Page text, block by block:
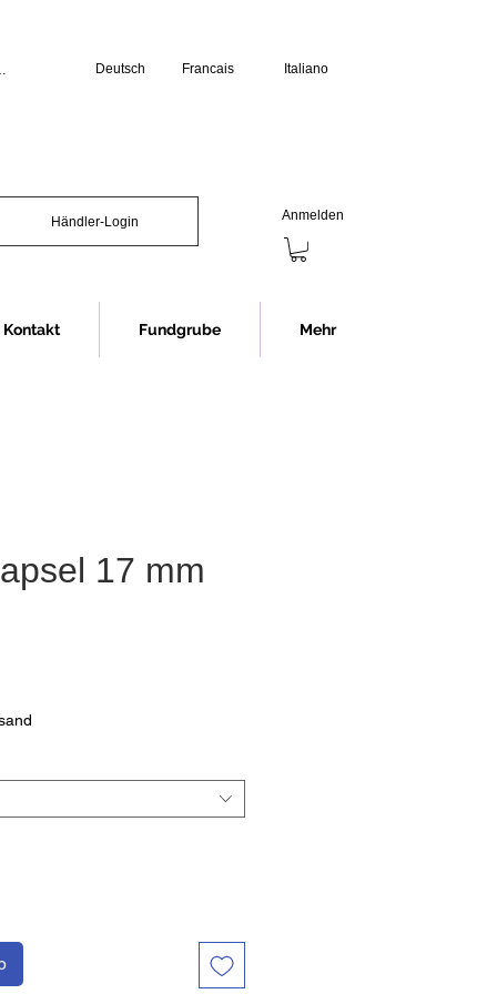
(Anmeldung erforderlich):
16.30 Uhr
wir jeweils eine Stunde
Deutsch Francais Italiano
Händler-Login Anmelden
Kontakt Fundgrube Mehr
17 mm